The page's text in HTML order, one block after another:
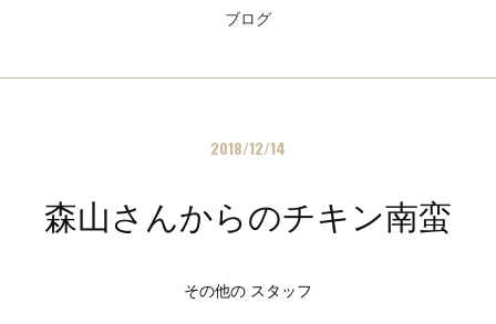
ブログ
2018/12/14
森山さんからのチキン南蛮
その他の スタッフ